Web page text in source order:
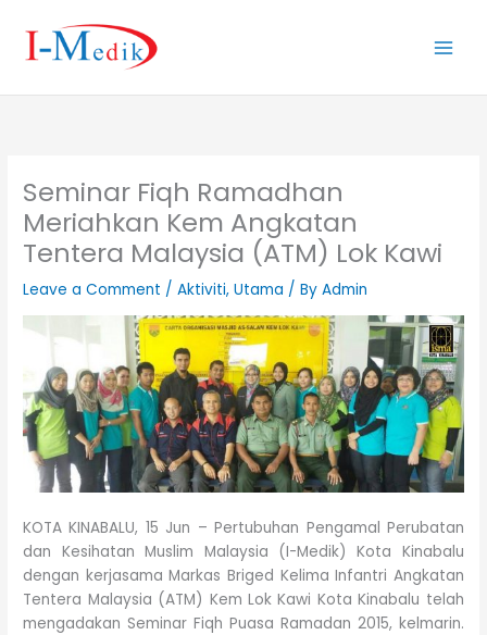
content
Seminar Fiqh Ramadhan
Meriahkan Kem Angkatan
Tentera Malaysia (ATM) Lok Kawi
Leave a Comment /Aktiviti,Utama / ByAdmin
KOTA KINABALU, 15 Jun – Pertubuhan Pengamal Perubatan
dan Kesihatan Muslim Malaysia (I-Medik) Kota Kinabalu
dengan kerjasama Markas Briged Kelima Infantri Angkatan
Tentera Malaysia (ATM) Kem Lok Kawi Kota Kinabalu telah
mengadakan Seminar Fiqh Puasa Ramadan 2015, kelmarin.